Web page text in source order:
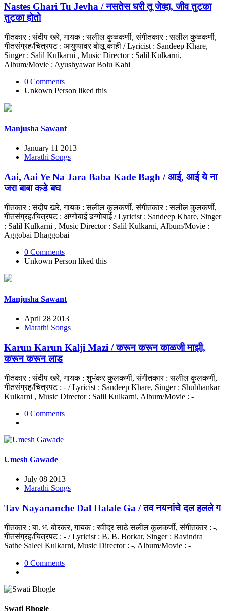
Nastes Ghari Tu Jevha / नसतेस घरी तू जेव्हा, जीव तुटका
तुटका होतो
गीतकार : संदीप खरे, गायक : सलील कुळकर्णी, संगीतकार : सलील कुळकर्णी,
गीतसंग्रह/चित्रपट : आयुष्यावर बोलू काही / Lyricist : Sandeep Khare,
Singer : Salil Kulkarni , Music Director : Salil Kulkarni,
Album/Movie : Ayushyawar Bolu Kahi
0 Comments
Unkown Person liked this
Manjusha Sawant
January 11 2013
Marathi Songs
Aai, Aai Ye Na Jara Baba Kade Bagh / आई, आई ये ना
जरा बाबा कडे बघ
गीतकार : संदीप खरे, गायक : सलील कुलकर्णी, संगीतकार : सलील कुलकर्णी,
गीतसंग्रह/चित्रपट : अग्गोबाई ढग्गोबाई / Lyricist : Sandeep Khare, Singer
: Salil Kulkarni , Music Director : Salil Kulkarni, Album/Movie :
Aggobai Dhaggobai
0 Comments
Unkown Person liked this
Manjusha Sawant
April 28 2013
Marathi Songs
Karun Karun Kalji Mazi / करून करून काळजी माझी,
करून करून लाड
गीतकार : संदीप खरे, गायक : शुभंकर कुलकर्णी, संगीतकार : सलील कुलकर्णी,
गीतसंग्रह/चित्रपट : - / Lyricist : Sandeep Khare, Singer : Shubhankar
Kulkarni , Music Director : Salil Kulkarni, Album/Movie : -
0 Comments
Umesh Gawade
July 08 2013
Marathi Songs
Tav Nayananche Dal Halale Ga / तव नयनांचे दल हलले ग
गीतकार : बा. भ. बोरकर, गायक : रवींद्र साठे सलील कुलकर्णी, संगीतकार : -,
गीतसंग्रह/चित्रपट : - / Lyricist : B. B. Borkar, Singer : Ravindra
Sathe Saleel Kulkarni, Music Director : -, Album/Movie : -
0 Comments
Swati Bhogle